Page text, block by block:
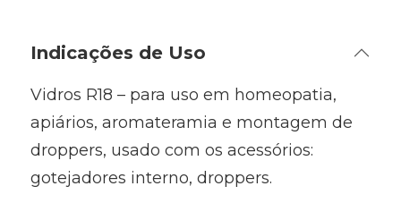
Indicações de Uso
Vidros R18 – para uso em homeopatia,
apiários, aromateramia e montagem de
droppers, usado com os acessórios:
gotejadores interno, droppers.